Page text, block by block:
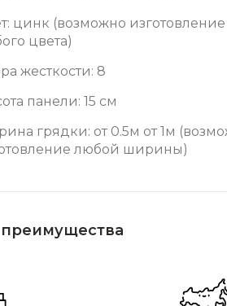
цинк (возможно изготовление
цвета)
жесткости: 8
панели: 15 см
грядки: от 0.5м от 1м
любой ширины)